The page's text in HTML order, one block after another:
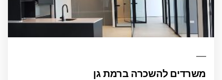
משרדים להשכרה ברמת גן